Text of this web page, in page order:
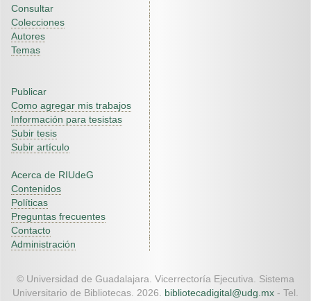
Consultar
Colecciones
Autores
Temas
Publicar
Como agregar mis trabajos
Información para tesistas
Subir tesis
Subir artículo
Acerca de RIUdeG
Contenidos
Políticas
Preguntas frecuentes
Contacto
Administración
© Universidad de Guadalajara. Vicerrectoría Ejecutiva. Sistema
Universitario de Bibliotecas. 2026. bibliotecadigital@udg.mx - Tel.